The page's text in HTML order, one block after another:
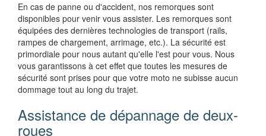
En cas de panne ou d'accident, nos remorques sont
disponibles pour venir vous assister. Les remorques sont
équipées des dernières technologies de transport (rails,
rampes de chargement, arrimage, etc.). La sécurité est
primordiale pour nous autant qu'elle l'est pour vous. Nous
vous garantissons à cet effet que toutes les mesures de
sécurité sont prises pour que votre moto ne subisse aucun
dommage tout au long du trajet.
Assistance de dépannage de deux-
roues